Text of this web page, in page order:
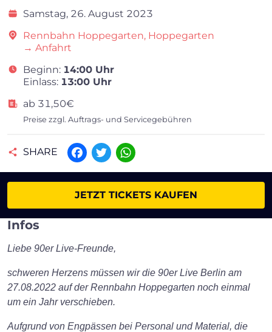
Samstag, 26. August 2023
Rennbahn Hoppegarten, Hoppegarten
→ Anfahrt
Beginn: 14:00 Uhr
Einlass: 13:00 Uhr
ab 31,50€
Preise zzgl. Auftrags- und Servicegebühren
SHARE
Facebook
Twitter
WhatsApp
JETZT TICKETS KAUFEN
Infos
Liebe 90er Live-Freunde,
schweren Herzens müssen wir die 90er Live Berlin am
27.08.2022 auf der Rennbahn Hoppegarten noch einmal
um ein Jahr verschieben.
Aufgrund von Engpässen bei Personal und Material, die